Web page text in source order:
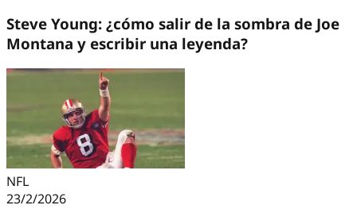
Steve Young: ¿cómo salir de la sombra de Joe
Montana y escribir una leyenda?
NFL
23/2/2026